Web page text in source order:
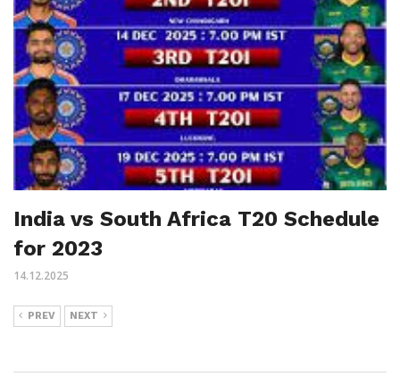
India vs South Africa T20 Schedule
for 2023
14.12.2025
PREV NEXT